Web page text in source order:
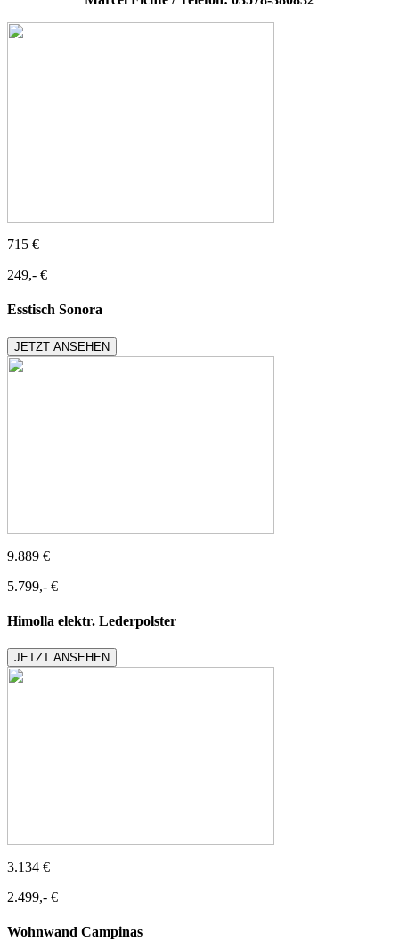
715 €
249,- €
Esstisch Sonora
JETZT ANSEHEN
9.889 €
5.799,- €
Himolla elektr. Lederpolster
JETZT ANSEHEN
3.134 €
2.499,- €
Wohnwand Campinas